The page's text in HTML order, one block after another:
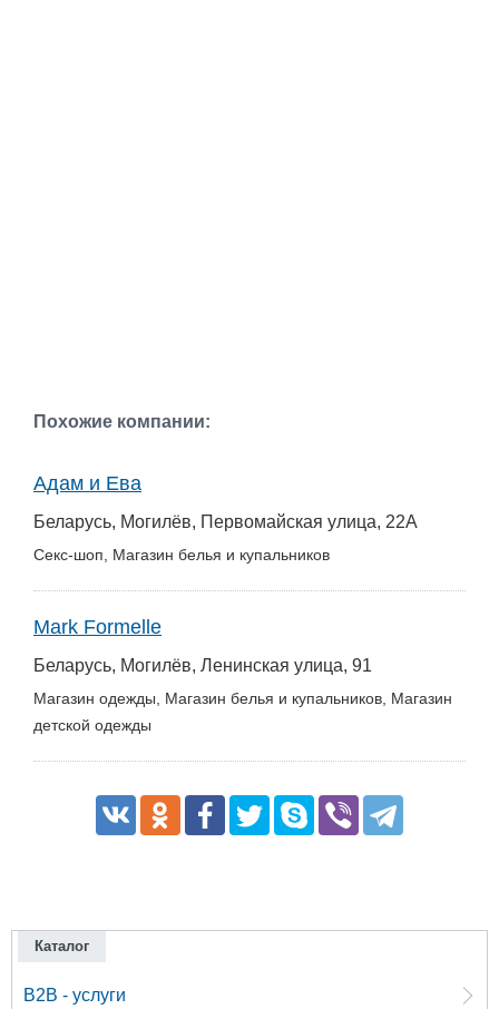
Похожие компании:
Адам и Ева
Беларусь, Могилёв, Первомайская улица, 22А
Секс-шоп, Магазин белья и купальников
Mark Formelle
Беларусь, Могилёв, Ленинская улица, 91
Магазин одежды, Магазин белья и купальников, Магазин
детской одежды
Каталог
B2B - услуги